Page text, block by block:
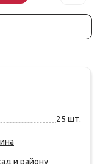
25 шт.
и району